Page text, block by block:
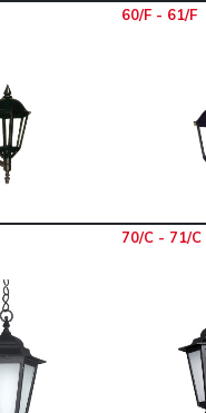
60/F - 61/F
70/C - 71/C